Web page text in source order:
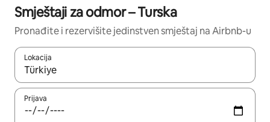
Smještaji za odmor – Turska
Pronađite i rezervišite jedinstven smještaj na Airbnb-u
Lokacija
Kad su rezultati dostupni, možete da se krećete kroz njih
Prijava